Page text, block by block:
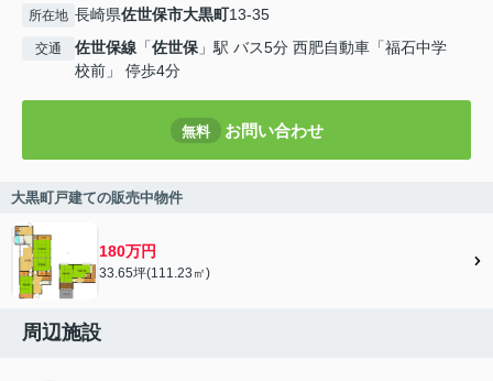
所在地 長崎県佐世保市大黒町13-35
交通 佐世保線 「佐世保 」駅 バス5分 西肥自動車「福石中学
校前」 停歩4分
無料 お問い合わせ
大黒町戸建ての販売中物件
180万円
33.65坪(111.23㎡)
周辺施設